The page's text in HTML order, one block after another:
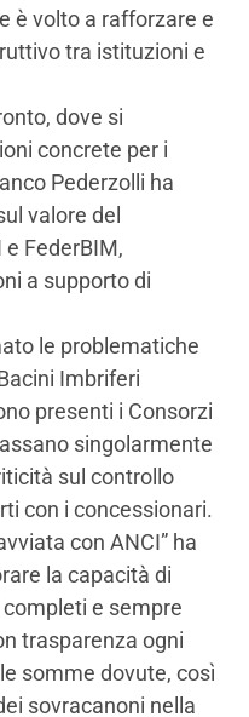
è volto a rafforzare e
tra istituzioni e
dove si
concrete per i
Pederzolli ha
valore del
e FederBIM,
a supporto di
le problematiche
Imbriferi
presenti i Consorzi
singolarmente
sul controllo
con i concessionari.
con ANCI” ha
la capacità di
e sempre
trasparenza ogni
somme dovute, così
sovracanoni nella